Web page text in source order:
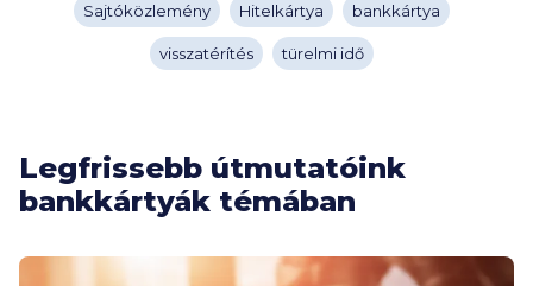
Sajtóközlemény Hitelkártya bankkártya
visszatérítés türelmi idő
Legfrissebb útmutatóink
bankkártyák témában